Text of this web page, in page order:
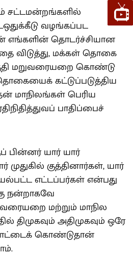
சட்டமன்றங்களில்
வழங்கப்பட
எங்களின் தொடர்ச்சியான
விடுத்து, மக்கள் தொகை
மறுவரையறை கொண்டு
கட்டுப்படுத்திய
மாநிலங்கள் பெரிய
பாதிப்பைச்
பின்னர் யார் யார்
முதுகில் குத்தினார்கள், யார்
எட்டப்பர்கள் என்பது
நன்றாகவே
மற்றும் மாநில
திமுகவும் அதிமுகவும் ஒரே
கொண்டுதான்